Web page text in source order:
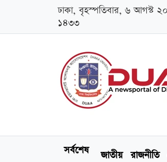
ঢাকা, বৃহস্পতিবার, ৬ আগস্ট
১৪৩৩
সর্বশেষ জাতীয় রাজনীতি